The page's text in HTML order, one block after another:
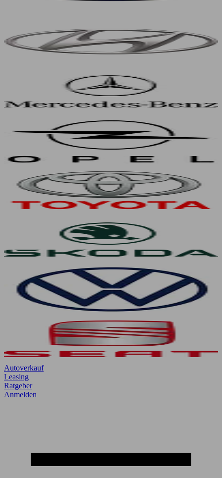
Autoverkauf
Leasing
Ratgeber
Anmelden